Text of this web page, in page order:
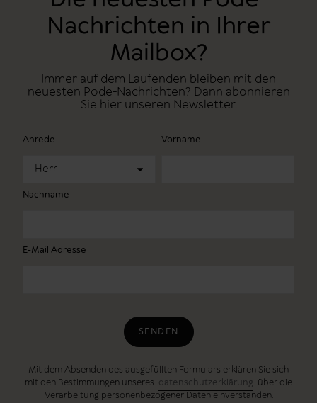
Nachrichten in Ihrer
Mailbox?
Immer auf dem Laufenden bleiben mit den
neuesten Pode-Nachrichten? Dann abonnieren
Sie hier unseren Newsletter.
Anrede
Herr
Vorname
Nachname
E-Mail Adresse
SENDEN
Mit dem Absenden des ausgefüllten Formulars erklären Sie sich
mit den Bestimmungen unseres datenschutzerklärung über die
Verarbeitung personenbezogener Daten einverstanden.